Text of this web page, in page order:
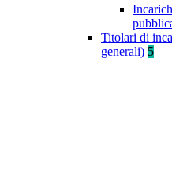
Titolari di
generali) 5